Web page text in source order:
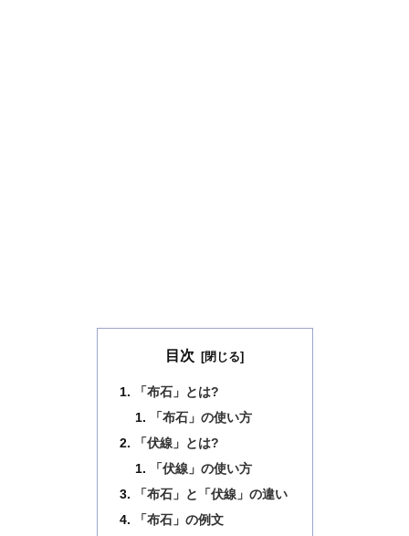
目次
「布石」とは?
「布石」の使い方
「伏線」とは?
「伏線」の使い方
「布石」と「伏線」の違い
「布石」の例文